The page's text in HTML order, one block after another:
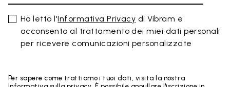
Ho letto l'Informativa Privacy di Vibram e
acconsento al trattamento dei miei dati personali
per ricevere comunicazioni personalizzate
Per sapere come trattiamo i tuoi dati, visita la nostra